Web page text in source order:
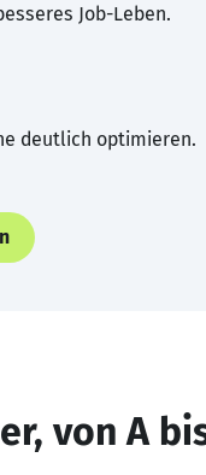
Job-Leben.
deutlich optimieren.
von A